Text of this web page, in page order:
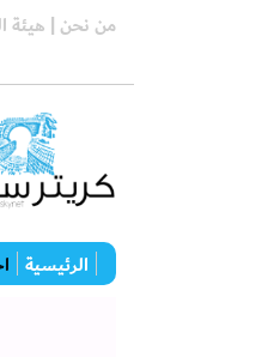
من نحن | هيئة
الرئيسية